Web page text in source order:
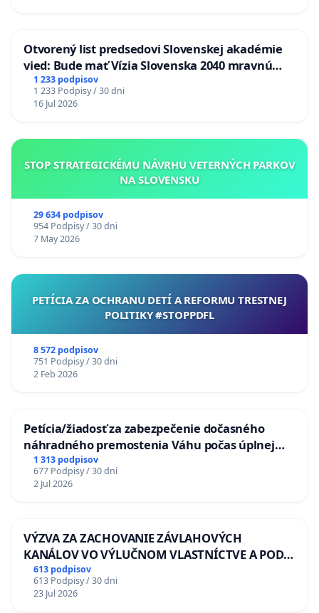
Otvorený list predsedovi Slovenskej akadémie
vied: Bude mať Vízia Slovenska 2040 mravnú
chrbticu?
1 233 podpisov
1 233 Podpisy / 30 dni
16 Jul 2026
STOP STRATEGICKÉMU NÁVRHU VETERNÝCH PARKOV
NA SLOVENSKU
29 634 podpisov
954 Podpisy / 30 dni
7 May 2026
PETÍCIA ZA OCHRANU DETÍ A REFORMU TRESTNEJ
POLITIKY #STOPPDFL
8 572 podpisov
751 Podpisy / 30 dni
2 Feb 2026
Petícia/žiadosť za zabezpečenie dočasného
náhradného premostenia Váhu počas úplnej
uzávery Vážskeho mosta v Komárne
1 313 podpisov
677 Podpisy / 30 dni
2 Jul 2026
VÝZVA ZA ZACHOVANIE ZÁVLAHOVÝCH
KANÁLOV VO VÝLUČNOM VLASTNÍCTVE A POD
KONTROLOU SLOVENSKEJ REPUBLIKY & žiadosť
na riešenie zanedbaného stavu závlahových a
odvodňovacích kanálov na Slovensku
613 podpisov
613 Podpisy / 30 dni
23 Jul 2026